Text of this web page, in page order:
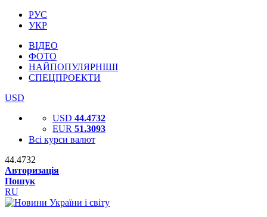
РУС
УКР
ВІДЕО
ФОТО
НАЙПОПУЛЯРНІШІ
СПЕЦПРОЕКТИ
USD
USD 44.4732
EUR 51.3093
Всі курси валют
44.4732
Авторизація
Пошук
RU